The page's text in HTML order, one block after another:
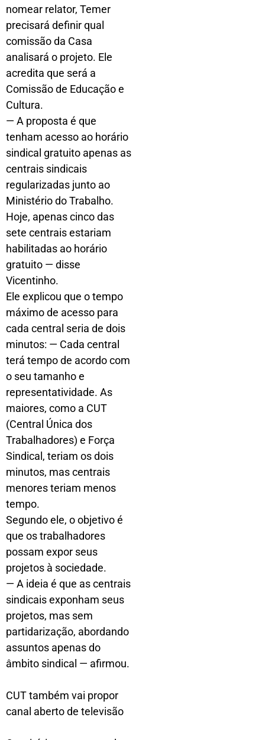
nomear relator, Temer
precisará definir qual
comissão da Casa
analisará o projeto. Ele
acredita que será a
Comissão de Educação e
Cultura.
— A proposta é que
tenham acesso ao horário
sindical gratuito apenas as
centrais sindicais
regularizadas junto ao
Ministério do Trabalho.
Hoje, apenas cinco das
sete centrais estariam
habilitadas ao horário
gratuito — disse
Vicentinho.
Ele explicou que o tempo
máximo de acesso para
cada central seria de dois
minutos: — Cada central
terá tempo de acordo com
o seu tamanho e
representatividade. As
maiores, como a CUT
(Central Única dos
Trabalhadores) e Força
Sindical, teriam os dois
minutos, mas centrais
menores teriam menos
tempo.
Segundo ele, o objetivo é
que os trabalhadores
possam expor seus
projetos à sociedade.
— A ideia é que as centrais
sindicais exponham seus
projetos, mas sem
partidarização, abordando
assuntos apenas do
âmbito sindical — afirmou.
CUT também vai propor
canal aberto de televisão